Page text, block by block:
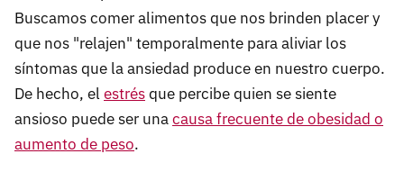
Buscamos comer alimentos que nos brinden placer y
que nos "relajen" temporalmente para aliviar los
síntomas que la ansiedad produce en nuestro cuerpo.
De hecho, el estrésque percibe quien se siente
ansioso puede ser unacausa frecuente de obesidad o
aumento de peso.